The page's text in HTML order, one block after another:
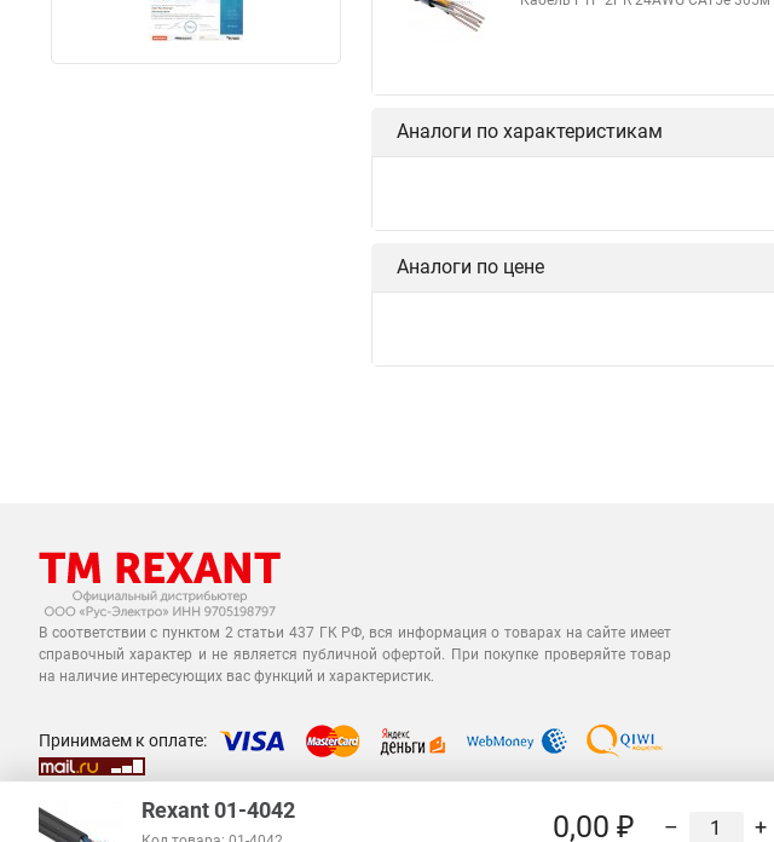
Аналоги по характеристикам
Аналоги по цене
В соответствии с пунктом 2 статьи 437 ГК РФ, вся информация о товарах на сайте имеет
справочный характер и не является публичной офертой. При покупке проверяйте товар
на наличие интересующих вас функций и характеристик.
Принимаем к оплате:
Rexant 01-4042 0,00 ₽ – +